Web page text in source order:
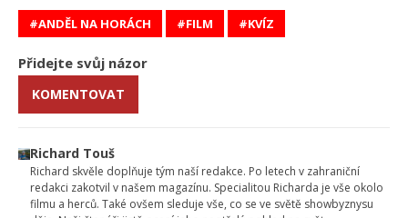
ANDĚL NA HORÁCH FILM KVÍZ
Přidejte svůj názor
KOMENTOVAT
Richard Touš
Richard skvěle doplňuje tým naší redakce. Po letech v zahraniční
redakci zakotvil v našem magazínu. Specialitou Richarda je vše okolo
filmu a herců. Také ovšem sleduje vše, co se ve světě showbyznysu